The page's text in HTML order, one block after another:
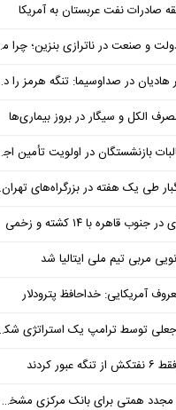
صادرات نفت عربستان به آمریکا
در ناترازی بنزین؛ چرا مردم مقصر اصلی نیستند؟
در صداوسیما: تنگه هرمز را در ازای رفع تحریم معامله کنیم
الکل و سیگار در بروز بیماری‌ها
در اولویت تأمین اجتماعی؛ پیگیری برای تأمین منابع ادامه دارد
قاهره با ۱۴ کشته و زخمی
مربی تیم ملی ایتالیا شد
آمریکایی: خداحافظ پترودلار
توسط ترامپ یک استراتژی شکست خورده است
کردند
بانک مرکزی مشخص شد: پزشکیان هنوز هم متوجه نشده است چرا همتی استیضاح شد!